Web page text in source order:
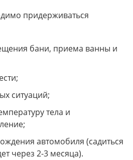
придерживаться
бани, приема ванны и
ситуаций;
тела и
автомобиля (садиться
через 2-3 месяца).